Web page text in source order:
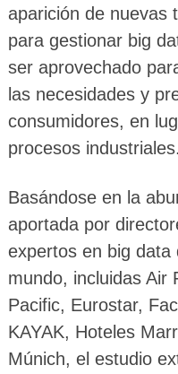
aparición de nuevas
para gestionar big
ser aprovechado
las necesidades y
consumidores, en
procesos industriales.
Basándose en la
aportada por
expertos en big data
mundo, incluidas Air
Pacific, Eurostar,
KAYAK, Hoteles
Múnich, el estudio